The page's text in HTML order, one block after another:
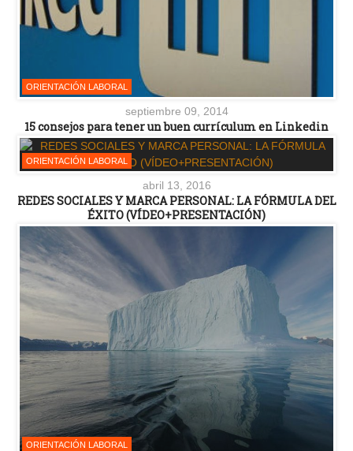
ORIENTACIÓN LABORAL
septiembre 09, 2014
15 consejos para tener un buen currículum en Linkedin
ORIENTACIÓN LABORAL
abril 13, 2016
REDES SOCIALES Y MARCA PERSONAL: LA FÓRMULA DEL
ÉXITO (VÍDEO+PRESENTACIÓN)
ORIENTACIÓN LABORAL